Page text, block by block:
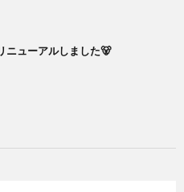
ニューアルしました🐻